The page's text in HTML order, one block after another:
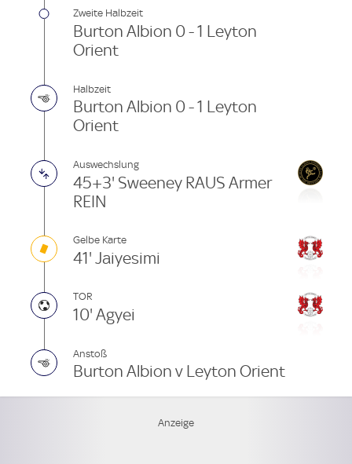
Zweite Halbzeit
Burton Albion 0 - 1 Leyton
Orient
Halbzeit
Burton Albion 0 - 1 Leyton
Orient
Auswechslung
45+3' Sweeney RAUS Armer
REIN
Gelbe Karte
41' Jaiyesimi
TOR
10' Agyei
Anstoß
Burton Albion v Leyton Orient